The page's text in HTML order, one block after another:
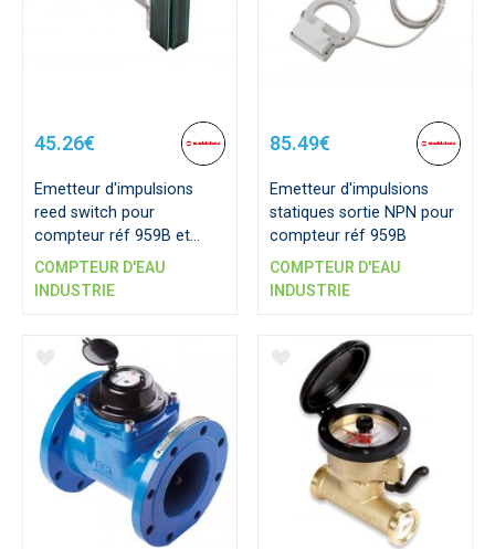
45.26€
Emetteur d'impulsions
reed switch pour
compteur réf 959B et
970B
COMPTEUR D'EAU
INDUSTRIE
85.49€
Emetteur d'impulsions
statiques sortie NPN pour
compteur réf 959B
COMPTEUR D'EAU
INDUSTRIE